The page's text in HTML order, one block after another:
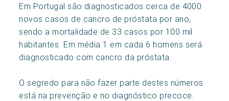
Em Portugal são diagnosticados cerca de 4000
novos casos de cancro de próstata por ano,
sendo a mortalidade de 33 casos por 100 mil
habitantes. Em média 1 em cada 6 homens será
diagnosticado com cancro da próstata.
O segredo para não fazer parte destes números
está na prevenção e no diagnóstico precoce.